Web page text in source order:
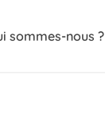
sommes-nous ?